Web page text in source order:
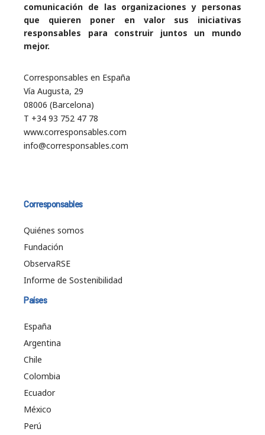
comunicación de las organizaciones y personas
que quieren poner en valor sus iniciativas
responsables para construir juntos un mundo
mejor.
Corresponsables en España
Vía Augusta, 29
08006 (Barcelona)
T +34 93 752 47 78
www.corresponsables.com
info@corresponsables.com
Corresponsables
Quiénes somos
Fundación
ObservaRSE
Informe de Sostenibilidad
Países
España
Argentina
Chile
Colombia
Ecuador
México
Perú